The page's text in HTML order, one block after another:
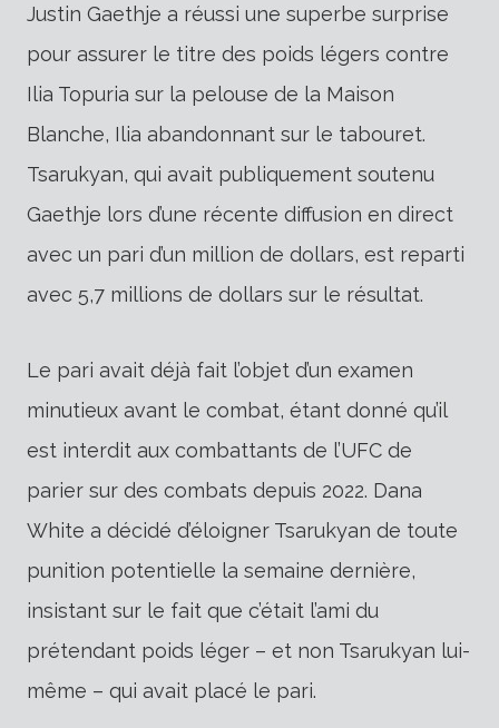
Justin Gaethje a réussi une superbe surprise
pour assurer le titre des poids légers contre
Ilia Topuria sur la pelouse de la Maison
Blanche, Ilia abandonnant sur le tabouret.
Tsarukyan, qui avait publiquement soutenu
Gaethje lors d’une récente diffusion en direct
avec un pari d’un million de dollars, est reparti
avec 5,7 millions de dollars sur le résultat.
Le pari avait déjà fait l’objet d’un examen
minutieux avant le combat, étant donné qu’il
est interdit aux combattants de l’UFC de
parier sur des combats depuis 2022. Dana
White a décidé d’éloigner Tsarukyan de toute
punition potentielle la semaine dernière,
insistant sur le fait que c’était l’ami du
prétendant poids léger – et non Tsarukyan lui-
même – qui avait placé le pari.